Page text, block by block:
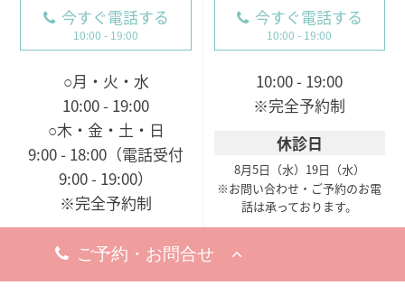
今すぐ電話する
10:00 - 19:00
○月・火・水
10:00 - 19:00
○木・金・土・日
9:00 - 18:00（電話受付
9:00 - 19:00）
※完全予約制
8月18日（火）
※お問い合わせ・ご予約のお電
今すぐ電話する
10:00 - 19:00
10:00 - 19:00
※完全予約制
休診日
8月5日（水） 19日（水）
※お問い合わせ・ご予約のお電
話は承っております。